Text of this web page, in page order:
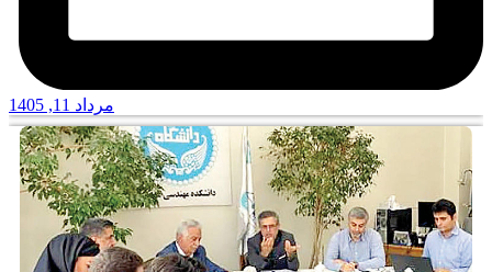
مرداد 11, 1405